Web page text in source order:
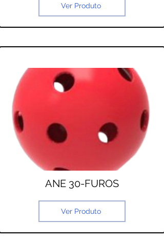
Ver Produto
ANE 30-FUROS
Ver Produto